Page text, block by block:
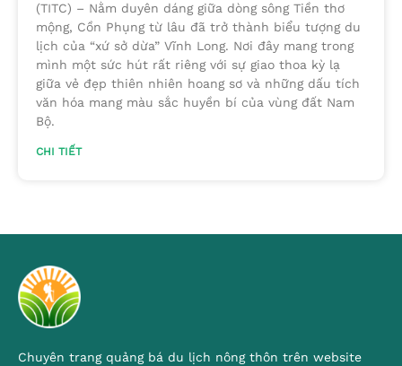
(TITC) – Nằm duyên dáng giữa dòng sông Tiền thơ
mộng, Cồn Phụng từ lâu đã trở thành biểu tượng du
lịch của “xứ sở dừa” Vĩnh Long. Nơi đây mang trong
mình một sức hút rất riêng với sự giao thoa kỳ lạ
giữa vẻ đẹp thiên nhiên hoang sơ và những dấu tích
văn hóa mang màu sắc huyền bí của vùng đất Nam
Bộ.
CHI TIẾT
Chuyên trang quảng bá du lịch nông thôn trên website